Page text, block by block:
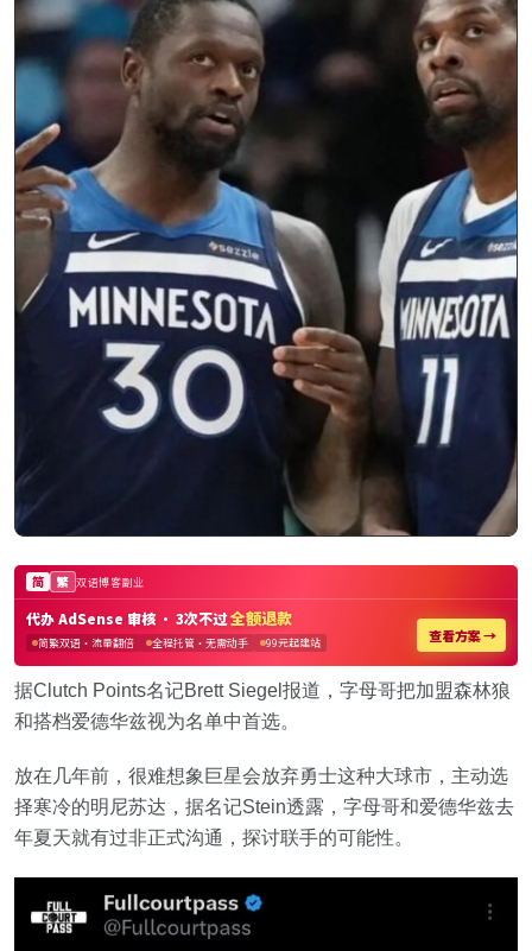
据Clutch Points名记Brett Siegel报道，字母哥把加盟森林狼
和搭档爱德华兹视为名单中首选。
放在几年前，很难想象巨星会放弃勇士这种大球市，主动选
择寒冷的明尼苏达，据名记Stein透露，字母哥和爱德华兹去
年夏天就有过非正式沟通，探讨联手的可能性。